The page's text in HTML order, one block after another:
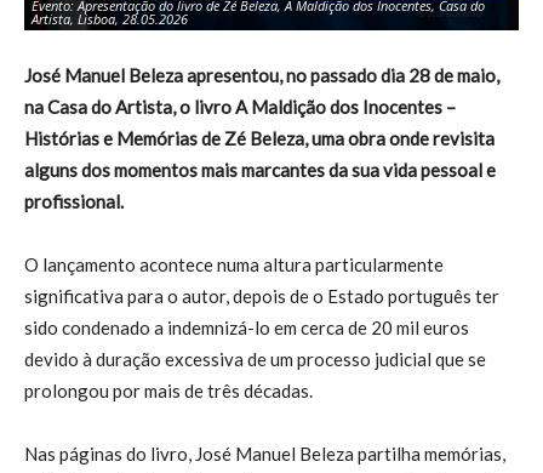
Evento: Apresentação do livro de Zé Beleza, A Maldição dos Inocentes, Casa do
Artista, Lisboa, 28.05.2026
José Manuel Beleza apresentou, no passado dia 28 de maio,
na Casa do Artista, o livro A Maldição dos Inocentes –
Histórias e Memórias de Zé Beleza, uma obra onde revisita
alguns dos momentos mais marcantes da sua vida pessoal e
profissional.
O lançamento acontece numa altura particularmente
significativa para o autor, depois de o Estado português ter
sido condenado a indemnizá-lo em cerca de 20 mil euros
devido à duração excessiva de um processo judicial que se
prolongou por mais de três décadas.
Nas páginas do livro, José Manuel Beleza partilha memórias,